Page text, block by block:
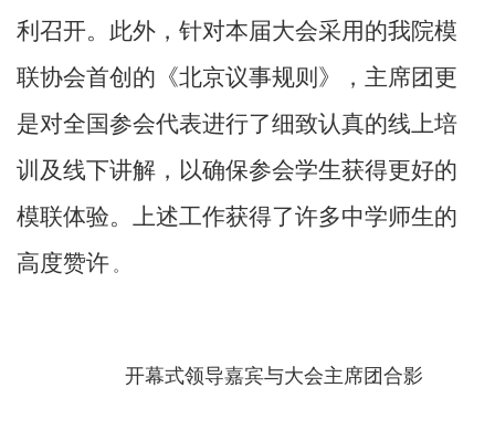
利召开。此外，针对本届大会采用的我院模
联协会首创的《北京议事规则》，主席团更
是对全国参会代表进行了细致认真的线上培
训及线下讲解，以确保参会学生获得更好的
模联体验。上述工作获得了许多中学师生的
高度赞许 。
开幕式领导嘉宾与大会主席团合影